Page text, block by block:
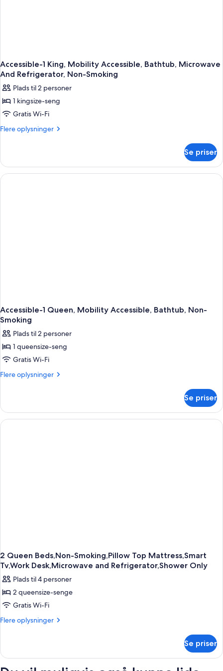
Accessible-1 King, Mobility Accessible, Bathtub, Microwave
And Refrigerator, Non-Smoking
Plads til 2 personer
1 kingsize-seng
Gratis Wi-Fi
Flere oplysninger
Flere
1
King,
Mobility
Se priser
Accessible-1 Queen, Mobility Accessible, Bathtub, Non-
Smoking
Plads til 2 personer
1 queensize-seng
Gratis Wi-Fi
Flere oplysninger
Flere
1
Queen,
Mobility
Se priser
2 Queen Beds,Non-Smoking,Pillow Top Mattress,Smart
Tv,Work Desk,Microwave and Refrigerator,Shower Only
Plads til 4 personer
2 queensize-senge
Gratis Wi-Fi
Flere oplysninger
Flere
Queen
Se priser